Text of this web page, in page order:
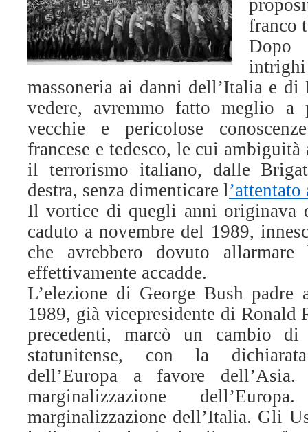
franco
massoneria ai danni dell’Italia e
vedere, avremmo fatto meglio a
vecchie e pericolose
francese e tedesco, le cui
il terrorismo italiano, dalle
destra, senza dimenticare l
Il vortice di quegli anni originava
caduto a novembre del 1989,
che avrebbero dovuto
effettivamente accadde.
L’elezione di George Bush padre
1989, già vicepresidente di Ronald
precedenti, marcò un cambio
statunitense, con la dichiarata
dell’Europa a favore
marginalizzazione
marginalizzazione dell’Italia. Gli